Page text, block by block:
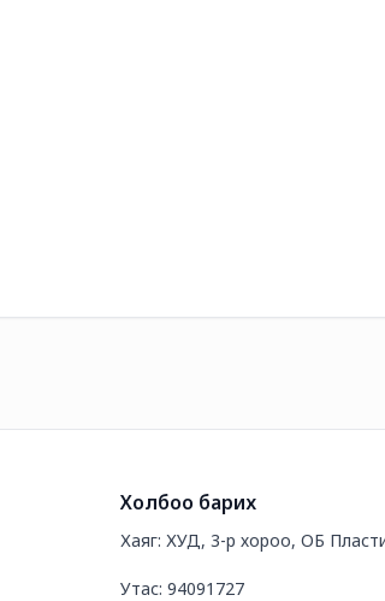
Холбоо барих
Хаяг: ХУД, 3-р хороо, ОБ
Утас: 94091727